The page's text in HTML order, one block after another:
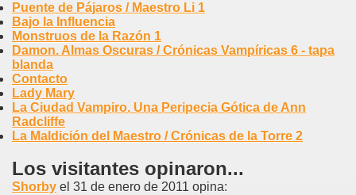
Puente de Pájaros / Maestro Li 1
Bajo la Influencia
Monstruos de la Razón 1
Damon. Almas Oscuras / Crónicas Vampíricas 6 - tapa
blanda
Contacto
Lady Mary
La Ciudad Vampiro. Una Peripecia Gótica de Ann
Radcliffe
La Maldición del Maestro / Crónicas de la Torre 2
Los visitantes opinaron...
Shorby el 31 de enero de 2011 opina: